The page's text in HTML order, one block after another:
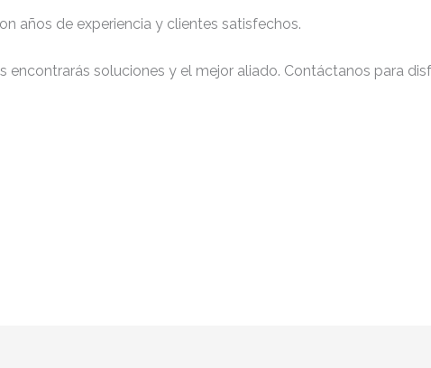
años de experiencia y clientes satisfechos.
encontrarás soluciones y el mejor aliado. Contáctanos para